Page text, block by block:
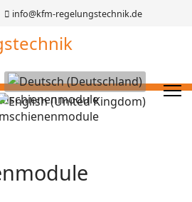
info@kfm-regelungstechnik.de